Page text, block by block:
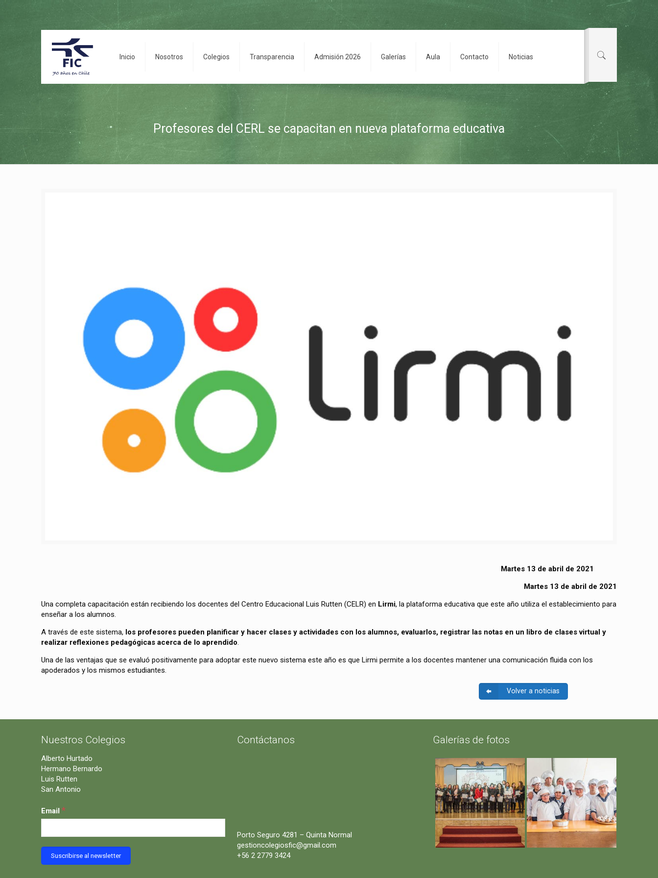
Inicio Nosotros Colegios Transparencia Admisión 2026 Galerías Aula Contacto Noticias
Profesores del CERL se capacitan en nueva plataforma educativa
Martes 13 de abril de 2021
Martes 13 de abril de 2021
Una completa capacitación están recibiendo los docentes del Centro Educacional Luis Rutten (CELR) en Lirmi, la plataforma educativa que este año utiliza el establecimiento para
enseñar a los alumnos.
A través de este sistema, los profesores pueden planificar y hacer clases y actividades con los alumnos, evaluarlos, registrar las notas en un libro de clases virtual y
realizar reflexiones pedagógicas acerca de lo aprendido.
Una de las ventajas que se evaluó positivamente para adoptar este nuevo sistema este año es que Lirmi permite a los docentes mantener una comunicación fluida con los
apoderados y los mismos estudiantes.
Volver a noticias
Nuestros Colegios
Alberto Hurtado
Hermano Bernardo
Luis Rutten
San Antonio
Email *
Contáctanos
Porto Seguro 4281 – Quinta Normal
gestioncolegiosfic@gmail.com
+56 2 2779 3424
Galerías de fotos